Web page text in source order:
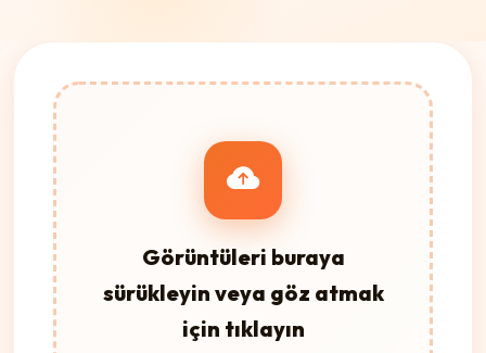
Görüntüleri buraya
sürükleyin veya göz atmak
için tıklayın